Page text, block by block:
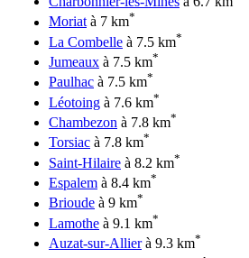
Moriatà 7 km*
La Combelle à 7.5 km*
Jumeaux à 7.5 km*
Paulhac à 7.5 km*
Léotoing à 7.6 km*
Chambezon à 7.8 km*
Torsiac à 7.8 km*
Saint-Hilaire à 8.2 km*
Espalem à 8.4 km*
Brioude à 9 km*
Lamothe à 9.1 km*
Auzat-sur-Allierà 9.3 km*